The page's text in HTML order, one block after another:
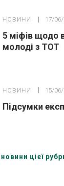
НОВИНИ 17/
5 міфів щодо
молоді з ТОТ
НОВИНИ 15/
Підсумки
цієї